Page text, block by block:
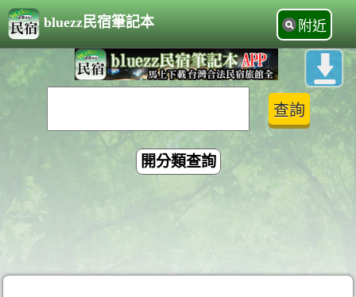
bluezz民宿筆記本 附近
開分類查詢